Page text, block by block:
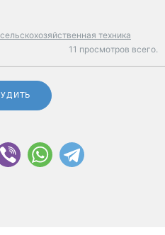
сельскохозяйственная техника
11 просмотров всего.